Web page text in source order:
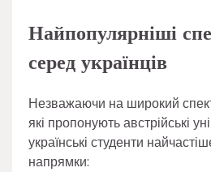
Найпопулярніші
серед українців
Незважаючи на широкий
які пропонують австрійські
українські студенти
напрямки: